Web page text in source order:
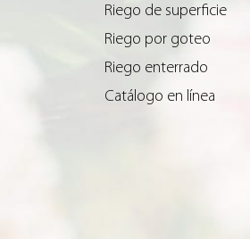
Riego de superficie
Riego por goteo
Riego enterrado
Catálogo en línea